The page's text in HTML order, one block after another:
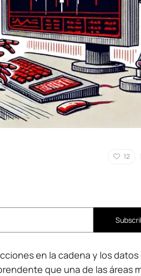
12
en la cadena y los datos
que una de las áreas